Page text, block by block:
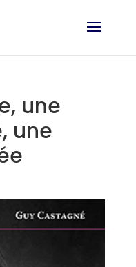
une
une